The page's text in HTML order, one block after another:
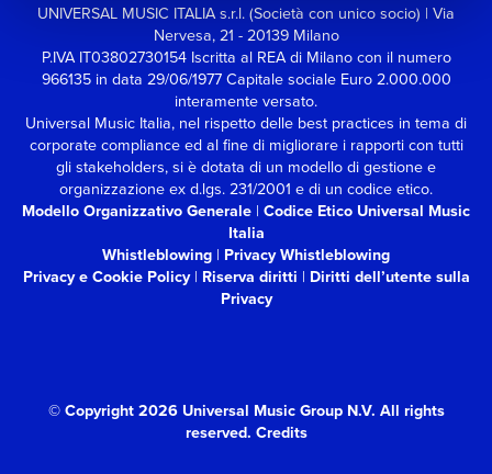
UNIVERSAL MUSIC ITALIA s.r.l. (Società con unico socio) | Via
Nervesa, 21 - 20139 Milano
P.IVA IT03802730154 Iscritta al REA di Milano con il numero
966135 in data 29/06/1977Capitale sociale Euro 2.000.000
interamente versato.
Universal Music Italia, nel rispetto delle best practices in tema di
corporate compliance ed al fine di migliorare i rapporti con tutti
gli stakeholders,si è dotata di un modello di gestione e
organizzazione ex d.lgs. 231/2001 e di un codice etico.
Modello Organizzativo Generale | Codice Etico Universal Music
Italia
Whistleblowing | Privacy Whistleblowing
Privacy e Cookie Policy| Riserva diritti | Diritti dell’utente sulla
Privacy
© Copyright 2026 Universal Music Group N.V. All rights
reserved. Credits